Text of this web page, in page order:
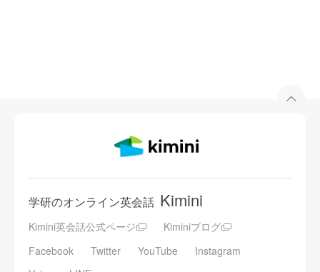
学研のオンライン英会話 Kimini
Kimini英会話公式ページ
Kiminiブログ
Facebook
Twitter YouTube
Instagram